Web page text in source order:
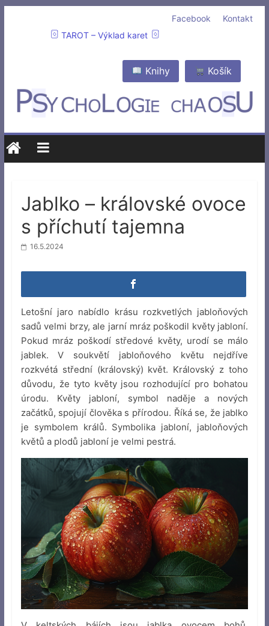
Kontakt
Facebook
TAROT – Výklad karet
Košík
Knihy
Jablko – královské ovoce
s příchutí tajemna
16.5.2024
Letošní jaro nabídlo krásu rozkvetlých jabloňových
sadů velmi brzy, ale jarní mráz poškodil květy jabloní.
Pokud mráz poškodí středové květy, urodí se málo
jablek. V soukvětí jabloňového květu nejdříve
rozkvétá střední (královský) květ. Královský z toho
důvodu, že tyto květy jsou rozhodující pro bohatou
úrodu. Květy jabloní, symbol naděje a nových
začátků, spojují člověka s přírodou. Říká se, že jablko
je symbolem králů. Symbolika jabloní, jabloňových
květů a plodů jabloní je velmi pestrá.